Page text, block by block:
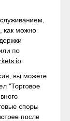
как можно
по
вы можете
"Торговое
споры
после